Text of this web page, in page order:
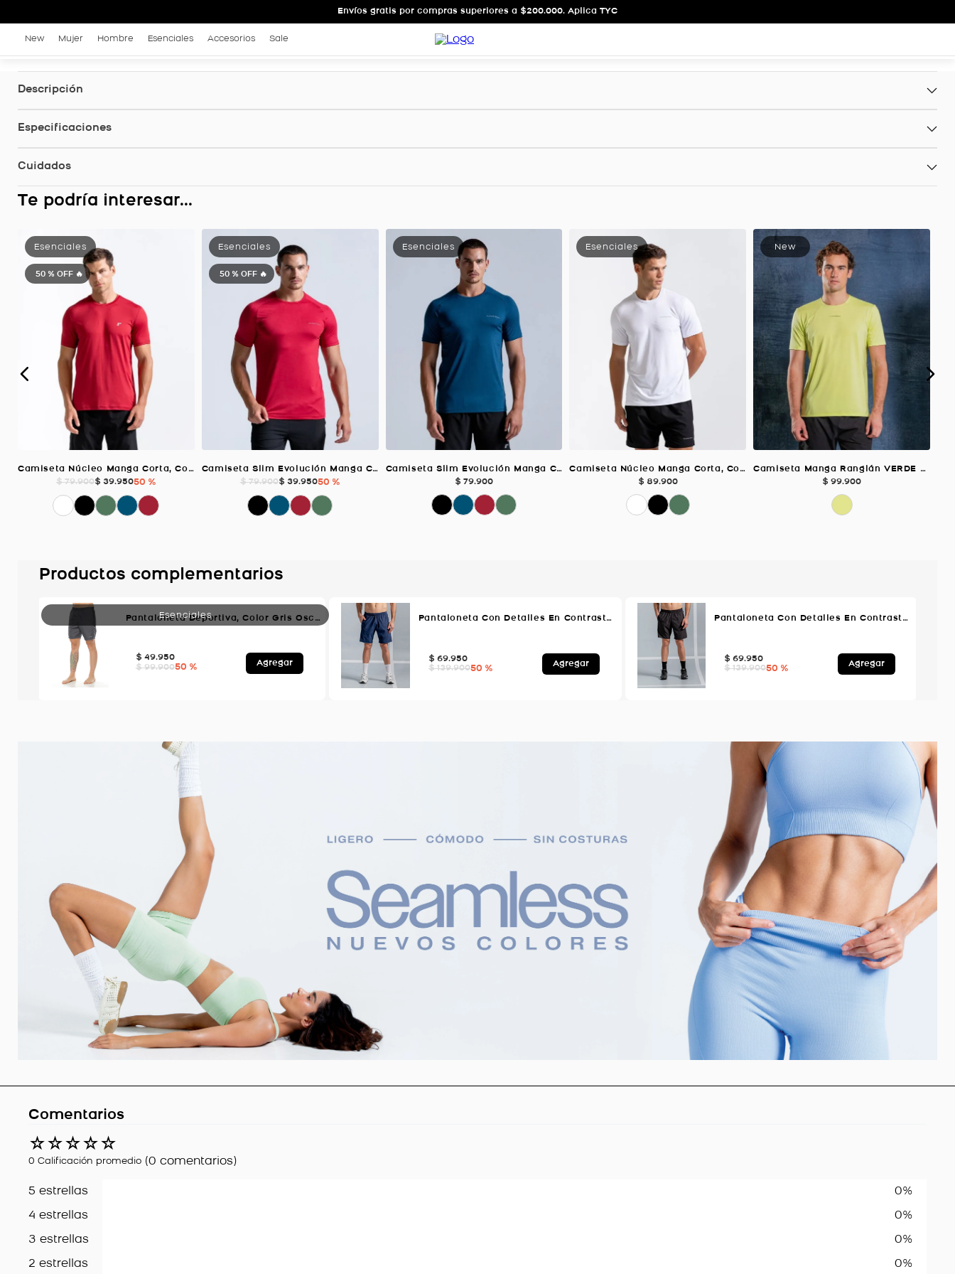
Envíos gratis por compras superiores a $200.000. Aplica TYC
New Mujer Hombre Esenciales Accesorios Sale
Descripción
Especificaciones
Cuidados
Te podría interesar...
50 % OFF 🔥
Camiseta Núcleo Manga Corta, Color Rojo Para Hombre
$ 79.900$ 39.95050 %
50 % OFF 🔥
Camiseta Slim Evolución Manga Corta, Color Rojo Para Hombre
$ 79.900$ 39.95050 %
Camiseta Slim Evolución Manga Corta, Color Petroleo Para Hombre
$ 79.900
Camiseta Núcleo Manga Corta, Color Blanco Para Hombre
$ 89.900
Camiseta Manga Ranglán VERDE LIMA Para Hombre
$ 99.900
Productos complementarios
Pantaloneta Deportiva, Color Gris Oscuro Para Hombre
$ 49.950
$ 99.90050 % Agregar
Pantaloneta Con Detalles En Contraste, Color Azul Oscuro Para Hombre
$ 69.950
$ 139.90050 % Agregar
Pantaloneta Con Detalles En Contraste, Color Negro Para Hombre
$ 69.950
$ 139.90050 % Agregar
Comentarios
☆☆☆☆☆
0 Calificación promedio (0 comentarios)
5 estrellas 0%
4 estrellas 0%
3 estrellas 0%
2 estrellas 0%